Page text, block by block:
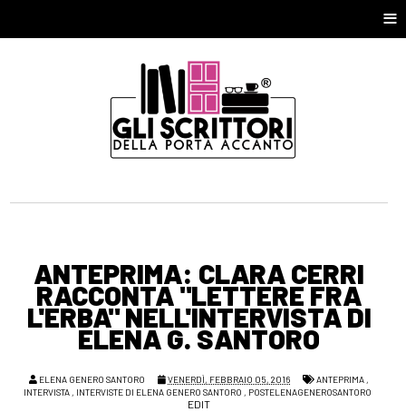
≡
ANTEPRIMA: CLARA CERRI
RACCONTA "LETTERE FRA
L'ERBA" NELL'INTERVISTA DI
ELENA G. SANTORO
ELENA GENERO SANTORO VENERDÌ, FEBBRAIO 05, 2016 ANTEPRIMA ,
INTERVISTA , INTERVISTE DI ELENA GENERO SANTORO , POSTELENAGENEROSANTORO
EDIT